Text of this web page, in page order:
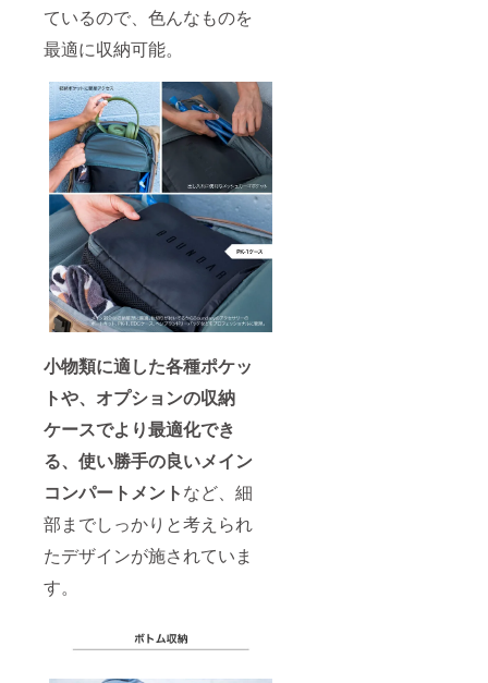
ているので、色んなものを
最適に収納可能。
小物類に適した各種ポケッ
トや、オプションの収納
ケースでより最適化でき
る、使い勝手の良いメイン
コンパートメントなど、細
部までしっかりと考えられ
たデザインが施されていま
す。